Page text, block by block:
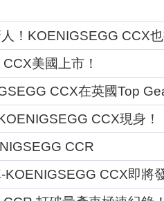
！KOENIGSEGG CCX也
美國上市！
CCX在英國Top
CCX現身！
CCR
-KOENIGSEGG CCX即將